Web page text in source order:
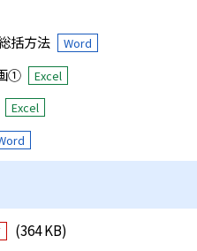
括方法 Word
① Excel
Excel
(364 KB)